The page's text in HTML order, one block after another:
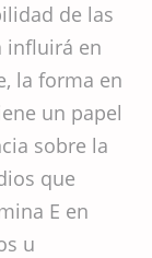
de las
influirá en
la forma en
un papel
sobre la
que
E en
u